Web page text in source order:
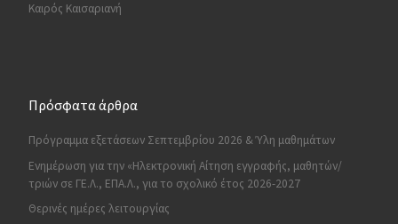
Καιρός Καισαριανή
Πρόσφατα άρθρα
Πρόγραμμα εξετάσεων Σεπτεμβρίου 2026 & Ύλη μαθημάτων
Ενημέρωση για την «Ηλεκτρονική Αίτηση εγγραφής, μαθητών/
τριών σε ΓΕ.Λ., ΕΠΑ.Λ., για το σχολικό έτος 2026-2027
Θερινές ημέρες λειτουργίας